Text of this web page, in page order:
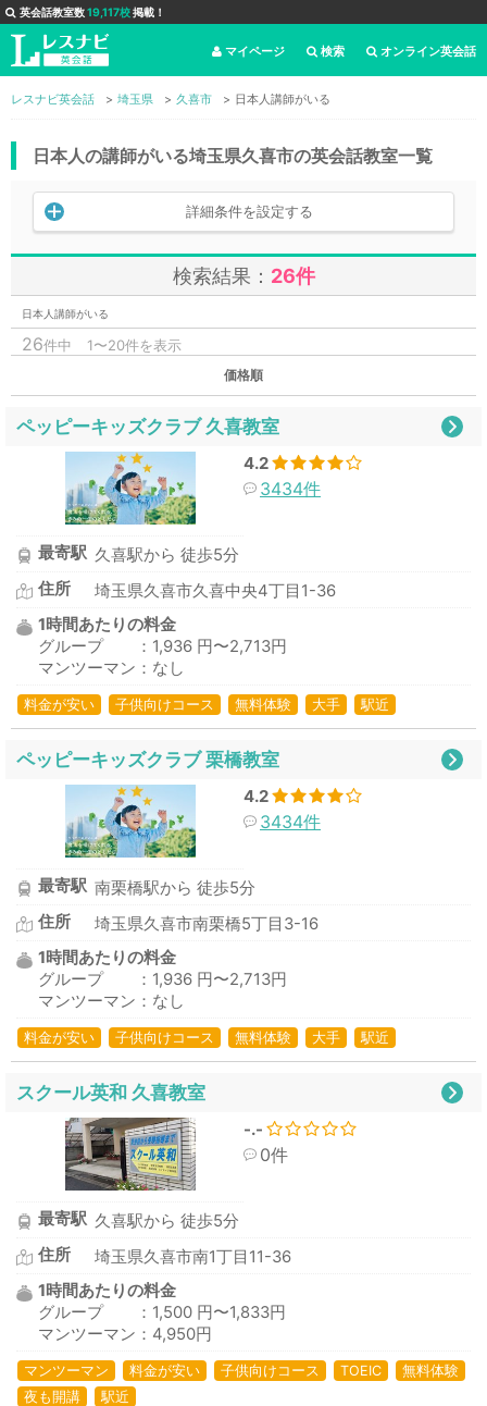
英会話教室数19,117校掲載！
オンライン英会話
検索
マイページ
レスナビ英会話 埼玉県 久喜市 日本人講師がいる
日本人の講師がいる埼玉県久喜市の英会話教室一覧
詳細条件を設定する
検索結果： 26件
日本人講師がいる
26件中 1〜20件を表示
価格順
ペッピーキッズクラブ 久喜教室
4.2
3434件
最寄駅 久喜駅から 徒歩5分
住所
埼玉県久喜市久喜中央4丁目1-36
1時間あたりの料金
グループ ：1,936 円〜2,713円
マンツーマン：なし
料金が安い 子供向けコース 無料体験 大手 駅近
ペッピーキッズクラブ 栗橋教室
4.2
3434件
最寄駅 南栗橋駅から 徒歩5分
住所
埼玉県久喜市南栗橋5丁目3-16
1時間あたりの料金
グループ ：1,936 円〜2,713円
マンツーマン：なし
料金が安い 子供向けコース 無料体験 大手 駅近
スクール英和 久喜教室
-.-
0件
最寄駅 久喜駅から 徒歩5分
住所
埼玉県久喜市南1丁目11-36
1時間あたりの料金
グループ ：1,500 円〜1,833円
マンツーマン：4,950円
マンツーマン 料金が安い 子供向けコース TOEIC
無料体験
夜も開講
駅近